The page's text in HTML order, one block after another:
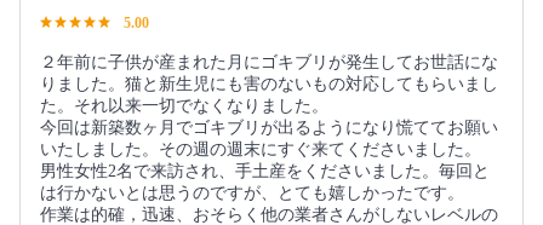
5.00
２年前に子供が産まれた月にゴキブリが発生してお世話にな
りました。猫と新生児にも害のないもの対応してもらいまし
た。それ以来一切でなくなりました。
今回は新築数ヶ月でゴキブリが出るようになり慌ててお願い
いたしました。その週の週末にすぐ来てくださいました。
男性女性2名で来訪され、手土産をくださいました。毎回と
は行かないとは思うのですが、とても嬉しかったです。
作業は的確，迅速、おそらく他の業者さんがしないレベルの